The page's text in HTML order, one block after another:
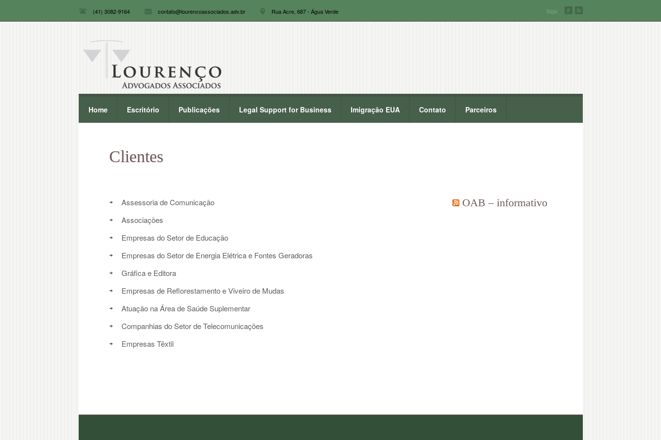
(41) 3082-9164 contato@lourencoassociados.adv.br Rua Acre, 687 - Água Verde Siga:
Home Escritório Publicações Legal Support for Business Imigração EUA Contato Parceiros
Clientes
Assessoria de Comunicação
Associações
Empresas do Setor de Educação
Empresas do Setor de Energia Elétrica e Fontes Geradoras
Gráfica e Editora
Empresas de Reflorestamento e Viveiro de Mudas
Atuação na Área de Saúde Suplementar
Companhias do Setor de Telecomunicações
Empresas Têxtil
OAB – informativo